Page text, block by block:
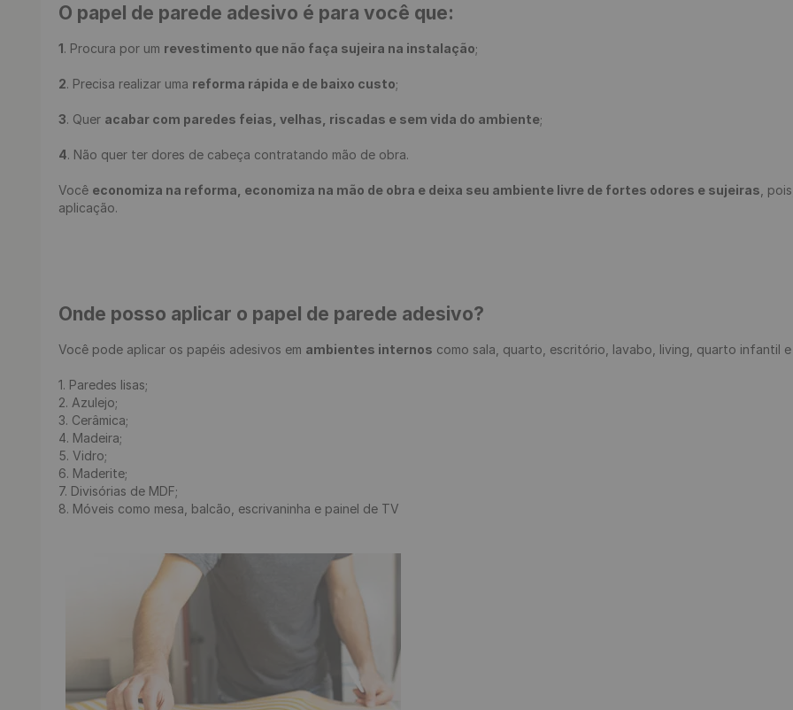
O papel de parede adesivo é para você que:
1. Procura por um revestimento que não faça sujeira na instalação;
2. Precisa realizar uma reforma rápida e de baixo custo;
3. Quer acabar com paredes feias, velhas, riscadas e sem vida do ambiente;
4. Não quer ter dores de cabeça contratando mão de obra.
Você economiza na reforma, economiza na mão de obra e deixa seu ambiente livre de fortes odores e sujeiras ,
Onde posso aplicar o papel de parede adesivo?
Você pode aplicar os papéis adesivos em ambientes internos como sala, quarto, escritório, lavabo, living, quarto infantil
1. Paredes lisas;
2. Azulejo;
3. Cerâmica;
4. Madeira;
5. Vidro;
6. Maderite;
7. Divisórias de MDF;
8. Móveis como mesa, balcão, escrivaninha e painel de TV